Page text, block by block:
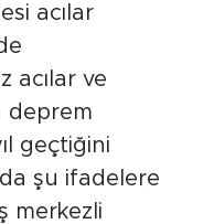
acılar
acılar ve
deprem
geçtiğini
şu ifadelere
merkezli